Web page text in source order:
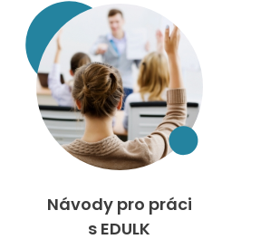
Návody pro práci
s EDULK